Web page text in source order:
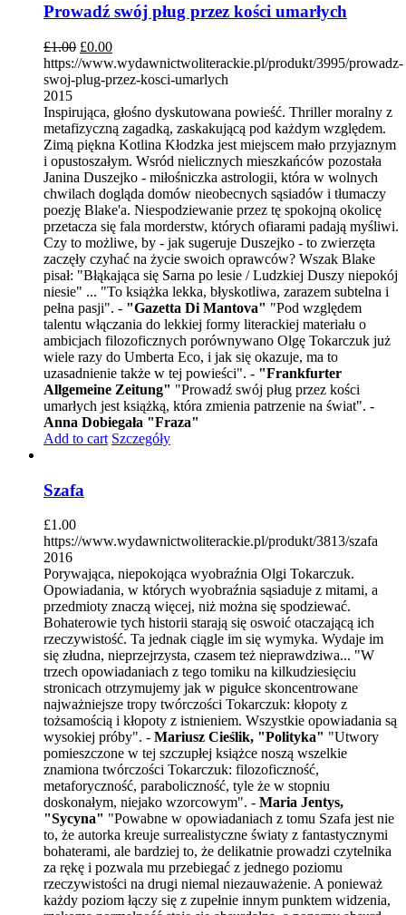
Prowadź swój pług przez kości umarłych
£1.00 £0.00
https://www.wydawnictwoliterackie.pl/produkt/3995/prowadz-
swoj-plug-przez-kosci-umarlych
2015
Inspirująca, głośno dyskutowana powieść. Thriller moralny z
metafizyczną zagadką, zaskakującą pod każdym względem.
Zimą piękna Kotlina Kłodzka jest miejscem mało przyjaznym
i opustoszałym. Wsród nielicznych mieszkańców pozostała
Janina Duszejko - miłośniczka astrologii, która w wolnych
chwilach dogląda domów nieobecnych sąsiadów i tłumaczy
poezję Blake'a. Niespodziewanie przez tę spokojną okolicę
przetacza się fala morderstw, których ofiarami padają myśliwi.
Czy to możliwe, by - jak sugeruje Duszejko - to zwierzęta
zaczęły czyhać na życie swoich oprawców? Wszak Blake
pisał: "Błąkająca się Sarna po lesie / Ludzkiej Duszy niepokój
niesie" ... "To książka lekka, błyskotliwa, zarazem subtelna i
pełna pasji". - "Gazetta Di Mantova" "Pod względem
talentu włączania do lekkiej formy literackiej materiału o
ambicjach filozoficznych porównywano Olgę Tokarczuk już
wiele razy do Umberta Eco, i jak się okazuje, ma to
uzasadnienie także w tej powieści". - "Frankfurter
Allgemeine Zeitung" "Prowadź swój pług przez kości
umarłych jest książką, która zmienia patrzenie na świat". -
Anna Dobiegała "Fraza"
Add to cart Szczegóły
Szafa
£1.00
https://www.wydawnictwoliterackie.pl/produkt/3813/szafa
2016
Porywająca, niepokojąca wyobraźnia Olgi Tokarczuk.
Opowiadania, w których wyobraźnia sąsiaduje z mitami, a
przedmioty znaczą więcej, niż można się spodziewać.
Bohaterowie tych historii starają się oswoić otaczającą ich
rzeczywistość. Ta jednak ciągle im się wymyka. Wydaje im
się złudna, nieprzejrzysta, czasem też nieprawdziwa... "W
trzech opowiadaniach z tego tomiku na kilkudziesięciu
stronicach otrzymujemy jak w pigułce skoncentrowane
najważniejsze tropy twórczości Tokarczuk: kłopoty z
tożsamością i kłopoty z istnieniem. Wszystkie opowiadania są
wysokiej próby". - Mariusz Cieślik, "Polityka" "Utwory
pomieszczone w tej szczupłej książce noszą wszelkie
znamiona twórczości Tokarczuk: filozoficzność,
metaforyczność, paraboliczność, tyle że w stopniu
doskonałym, niejako wzorcowym". - Maria Jentys,
"Sycyna" "Powabne w opowiadaniach z tomu Szafa jest nie
to, że autorka kreuje surrealistyczne światy z fantastycznymi
bohaterami, ale bardziej to, że delikatnie prowadzi czytelnika
za rękę i pozwala mu przebiegać z jednego poziomu
rzeczywistości na drugi niemal niezauważenie. A ponieważ
każdy poziom łączy się z zupełnie innym punktem widzenia,